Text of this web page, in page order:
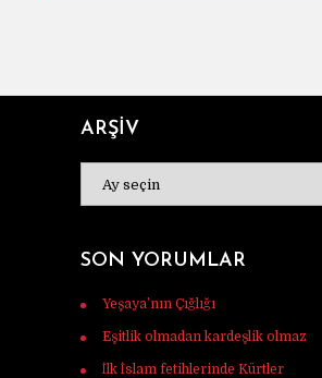
ARŞİV
SON YORUMLAR
Yeşaya’nın Çığlığı
Eşitlik olmadan kardeşlik olmaz
İlk İslam fetihlerinde Kürtler